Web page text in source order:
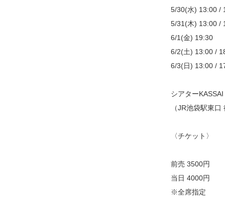
5/30(水) 13:00 /
5/31(木) 13:00 /
6/1(金) 19:30
6/2(土) 13:00 /
6/3(日) 13:00 /
シアターKASSAI
（JR池袋駅東
〈チケット〉
前売 3500円
当日 4000円
※全席指定